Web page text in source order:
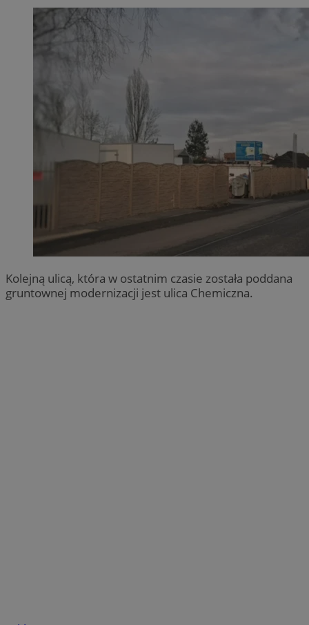
Kolejną ulicą, która w ostatnim czasie została poddana
gruntownej modernizacji jest ulica Chemiczna.